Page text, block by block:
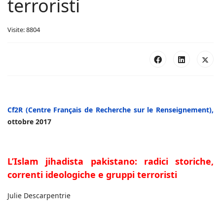
terroristi
Visite: 8804
Cf2R (Centre Français de Recherche sur le Renseignement),
ottobre 2017
L’Islam jihadista pakistano: radici storiche,
correnti ideologiche e gruppi terroristi
Julie Descarpentrie